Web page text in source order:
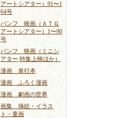
アートシアター）91〜1
64号
パンフ 映画（ＡＴＧ
アートシアター）1〜90
号
パンフ 映画（ミニシ
アター,特集上映ほか）
漫画 単行本
漫画 ふろく漫画
漫画 劇画の世界
画集 挿絵・イラス
ト・童画